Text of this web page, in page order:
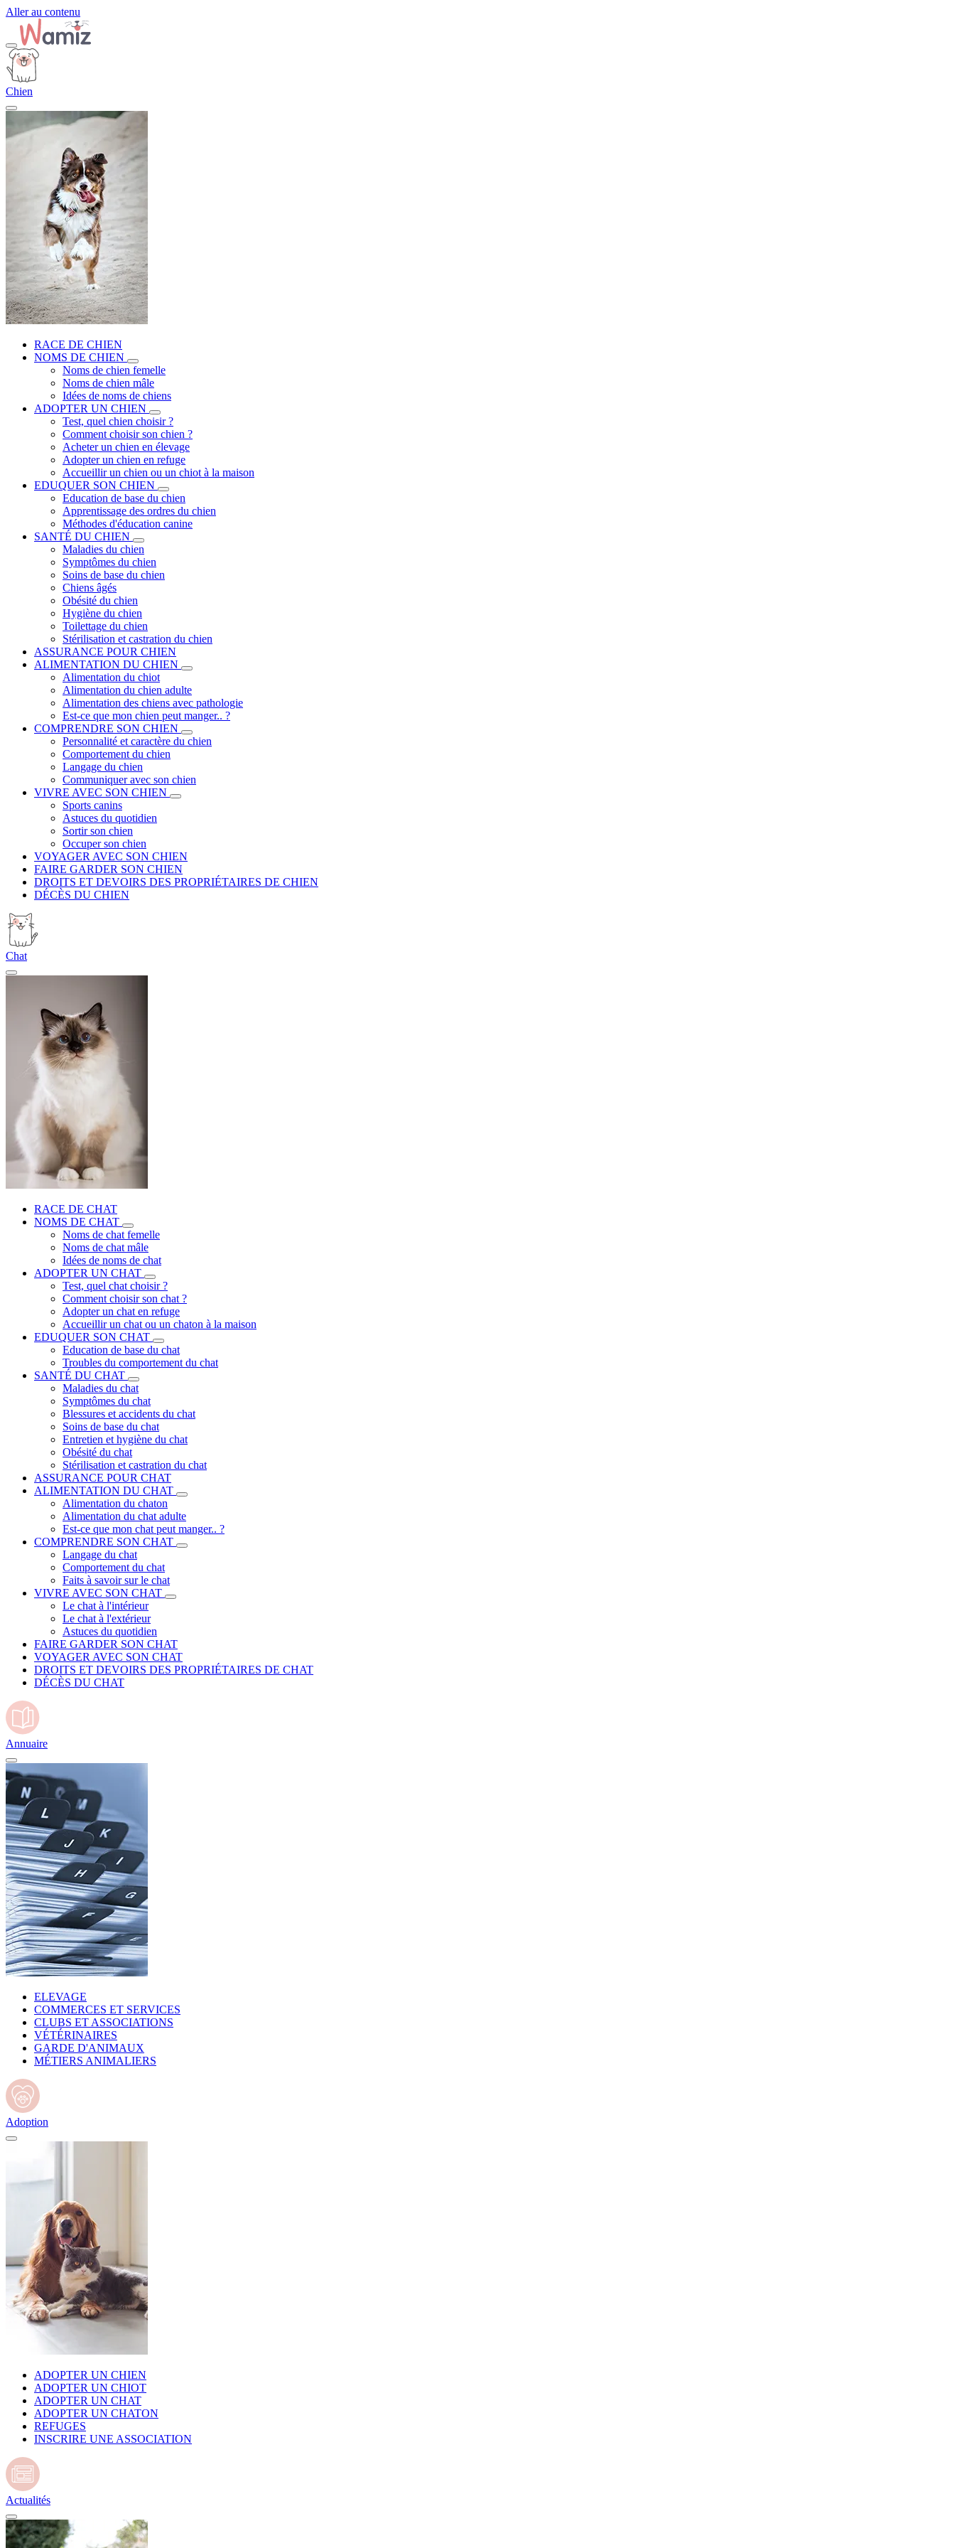
Aller au contenu
Chien
RACE DE CHIEN
NOMS DE CHIEN
Noms de chien femelle
Noms de chien mâle
Idées de noms de chiens
ADOPTER UN CHIEN
Test, quel chien choisir ?
Comment choisir son chien ?
Acheter un chien en élevage
Adopter un chien en refuge
Accueillir un chien ou un chiot à la maison
EDUQUER SON CHIEN
Education de base du chien
Apprentissage des ordres du chien
Méthodes d'éducation canine
SANTÉ DU CHIEN
Maladies du chien
Symptômes du chien
Soins de base du chien
Chiens âgés
Obésité du chien
Hygiène du chien
Toilettage du chien
Stérilisation et castration du chien
ASSURANCE POUR CHIEN
ALIMENTATION DU CHIEN
Alimentation du chiot
Alimentation du chien adulte
Alimentation des chiens avec pathologie
Est-ce que mon chien peut manger.. ?
COMPRENDRE SON CHIEN
Personnalité et caractère du chien
Comportement du chien
Langage du chien
Communiquer avec son chien
VIVRE AVEC SON CHIEN
Sports canins
Astuces du quotidien
Sortir son chien
Occuper son chien
VOYAGER AVEC SON CHIEN
FAIRE GARDER SON CHIEN
DROITS ET DEVOIRS DES PROPRIÉTAIRES DE CHIEN
DÉCÈS DU CHIEN
Chat
RACE DE CHAT
NOMS DE CHAT
Noms de chat femelle
Noms de chat mâle
Idées de noms de chat
ADOPTER UN CHAT
Test, quel chat choisir ?
Comment choisir son chat ?
Adopter un chat en refuge
Accueillir un chat ou un chaton à la maison
EDUQUER SON CHAT
Education de base du chat
Troubles du comportement du chat
SANTÉ DU CHAT
Maladies du chat
Symptômes du chat
Blessures et accidents du chat
Soins de base du chat
Entretien et hygiène du chat
Obésité du chat
Stérilisation et castration du chat
ASSURANCE POUR CHAT
ALIMENTATION DU CHAT
Alimentation du chaton
Alimentation du chat adulte
Est-ce que mon chat peut manger.. ?
COMPRENDRE SON CHAT
Langage du chat
Comportement du chat
Faits à savoir sur le chat
VIVRE AVEC SON CHAT
Le chat à l'intérieur
Le chat à l'extérieur
Astuces du quotidien
FAIRE GARDER SON CHAT
VOYAGER AVEC SON CHAT
DROITS ET DEVOIRS DES PROPRIÉTAIRES DE CHAT
DÉCÈS DU CHAT
Annuaire
ELEVAGE
COMMERCES ET SERVICES
CLUBS ET ASSOCIATIONS
VÉTÉRINAIRES
GARDE D'ANIMAUX
MÉTIERS ANIMALIERS
Adoption
ADOPTER UN CHIEN
ADOPTER UN CHIOT
ADOPTER UN CHAT
ADOPTER UN CHATON
REFUGES
INSCRIRE UNE ASSOCIATION
Actualités